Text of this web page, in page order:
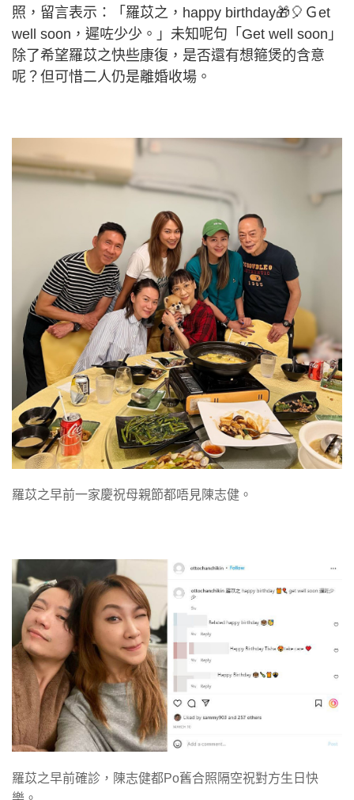
照，留言表示：「羅苡之，happy birthday🎁🎈Ｇet
well soon，遲咗少少。」未知呢句「Get well soon」
除了希望羅苡之快些康復，是否還有想箍煲的含意
呢？但可惜二人仍是離婚收場。
羅苡之早前一家慶祝母親節都唔見陳志健。
羅苡之早前確診，陳志健都Po舊合照隔空祝對方生日快